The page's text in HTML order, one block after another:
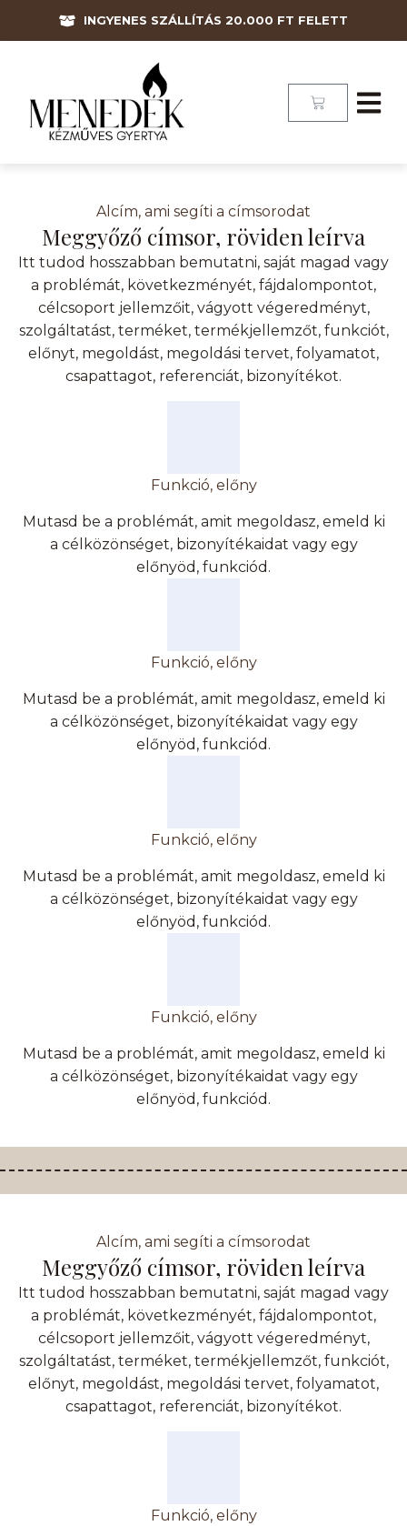
INGYENES SZÁLLÍTÁS 20.000 FT FELETT
Alcím, ami segíti a címsorodat
Meggyőző címsor, röviden leírva
Itt tudod hosszabban bemutatni, saját magad vagy
a problémát, következményét, fájdalompontot,
célcsoport jellemzőit, vágyott végeredményt,
szolgáltatást, terméket, termékjellemzőt, funkciót,
előnyt, megoldást, megoldási tervet, folyamatot,
csapattagot, referenciát, bizonyítékot.
Funkció, előny
Mutasd be a problémát, amit megoldasz, emeld ki
a célközönséget, bizonyítékaidat vagy egy
előnyöd, funkciód.
Funkció, előny
Mutasd be a problémát, amit megoldasz, emeld ki
a célközönséget, bizonyítékaidat vagy egy
előnyöd, funkciód.
Funkció, előny
Mutasd be a problémát, amit megoldasz, emeld ki
a célközönséget, bizonyítékaidat vagy egy
előnyöd, funkciód.
Funkció, előny
Mutasd be a problémát, amit megoldasz, emeld ki
a célközönséget, bizonyítékaidat vagy egy
előnyöd, funkciód.
Alcím, ami segíti a címsorodat
Meggyőző címsor, röviden leírva
Itt tudod hosszabban bemutatni, saját magad vagy
a problémát, következményét, fájdalompontot,
célcsoport jellemzőit, vágyott végeredményt,
szolgáltatást, terméket, termékjellemzőt, funkciót,
előnyt, megoldást, megoldási tervet, folyamatot,
csapattagot, referenciát, bizonyítékot.
Funkció, előny